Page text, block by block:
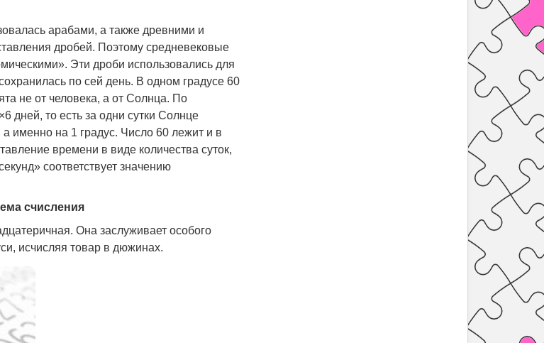
арабами, а также древними и
дробей. Поэтому средневековые
Эти дроби использовались для
по сей день. В одном градусе 60
не от человека, а от Солнца. По
дней, то есть за одни сутки Солнце
а именно на 1 градус. Число 60 лежит и в
времени в виде количества суток,
соответствует значению
счисления
Она заслуживает особого
исчисляя товар в дюжинах.